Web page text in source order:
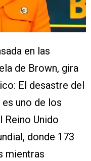
en las
de Brown, gira
El desastre del
uno de los
Reino Unido
donde 173
mientras